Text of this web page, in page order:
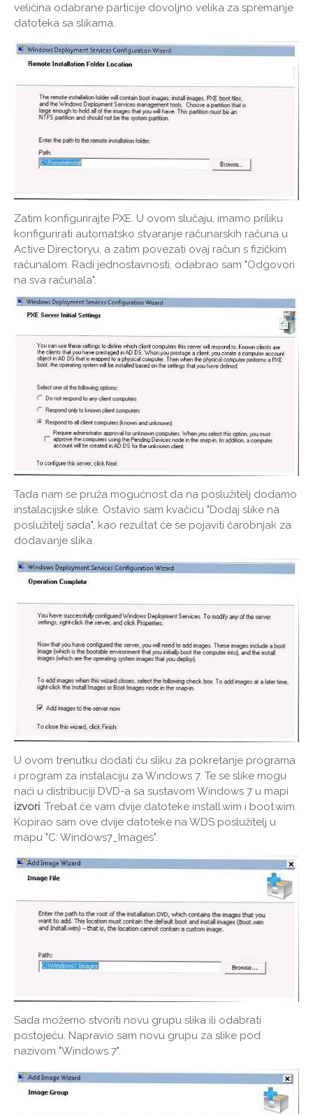
veličina odabrane particije dovoljno velika za spremanje
datoteka sa slikama.
Zatim konfigurirajte PXE. U ovom slučaju, imamo priliku
konfigurirati automatsko stvaranje računarskih računa u
Active Directoryu, a zatim povezati ovaj račun s fizičkim
računalom. Radi jednostavnosti, odabrao sam "Odgovori
na sva računala".
Tada nam se pruža mogućnost da na poslužitelj dodamo
instalacijske slike. Ostavio sam kvačicu "Dodaj slike na
poslužitelj sada", kao rezultat će se pojaviti čarobnjak za
dodavanje slika.
U ovom trenutku dodati ću sliku za pokretanje programa
i program za instalaciju za Windows 7. Te se slike mogu
naći u distribuciji DVD-a sa sustavom Windows 7 u mapi
izvori. Trebat će vam dvije datoteke install.wim i boot.wim.
Kopirao sam ove dvije datoteke na WDS poslužitelj u
mapu "C: Windows7_Images".
Sada možemo stvoriti novu grupu slika ili odabrati
postojeću. Napravio sam novu grupu za slike pod
nazivom "Windows 7".